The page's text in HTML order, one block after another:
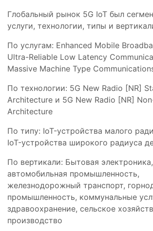
Глобальный рынок 5G IoT был
услуги, технологии, типы и
По услугам: Enhanced Mobile
Ultra-Reliable Low Latency
Massive Machine Type
По технологии: 5G New Radio [NR]
Architecture и 5G New Radio [NR]
Architecture
По типу: IoT-устройства малого
IoT-устройства широкого радиуса
По вертикали: Бытовая электроника,
автомобильная промышленность,
железнодорожный транспорт,
промышленность, коммунальные
здравоохранение, сельское
производство